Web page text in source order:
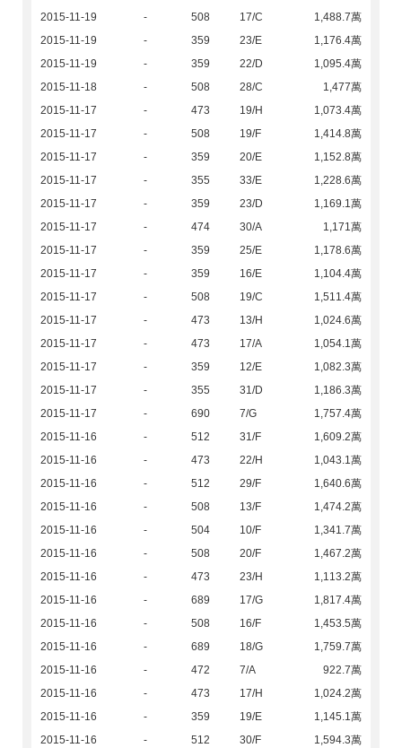
2015-11-19
- 508 17/C
1,488.7萬
2015-11-19
- 359 23/E
1,176.4萬
2015-11-19
- 359 22/D
1,095.4萬
2015-11-18
- 508 28/C
1,477萬
2015-11-17
- 473 19/H
1,073.4萬
2015-11-17
- 508 19/F
1,414.8萬
2015-11-17
- 359 20/E
1,152.8萬
2015-11-17
- 355 33/E
1,228.6萬
2015-11-17
- 359 23/D
1,169.1萬
2015-11-17
- 474 30/A
1,171萬
2015-11-17
- 359 25/E
1,178.6萬
2015-11-17
- 359 16/E
1,104.4萬
2015-11-17
- 508 19/C
1,511.4萬
2015-11-17
- 473 13/H
1,024.6萬
2015-11-17
- 473 17/A
1,054.1萬
2015-11-17
- 359 12/E
1,082.3萬
2015-11-17
- 355 31/D
1,186.3萬
2015-11-17
- 690 7/G
1,757.4萬
2015-11-16
- 512 31/F
1,609.2萬
2015-11-16
- 473 22/H
1,043.1萬
2015-11-16
- 512 29/F
1,640.6萬
2015-11-16
- 508 13/F
1,474.2萬
2015-11-16
- 504 10/F
1,341.7萬
2015-11-16
- 508 20/F
1,467.2萬
2015-11-16
- 473 23/H
1,113.2萬
2015-11-16
- 689 17/G
1,817.4萬
2015-11-16
- 508 16/F
1,453.5萬
2015-11-16
- 689 18/G
1,759.7萬
2015-11-16
- 472 7/A
922.7萬
2015-11-16
- 473 17/H
1,024.2萬
2015-11-16
- 359 19/E
1,145.1萬
2015-11-16
- 512 30/F
1,594.3萬